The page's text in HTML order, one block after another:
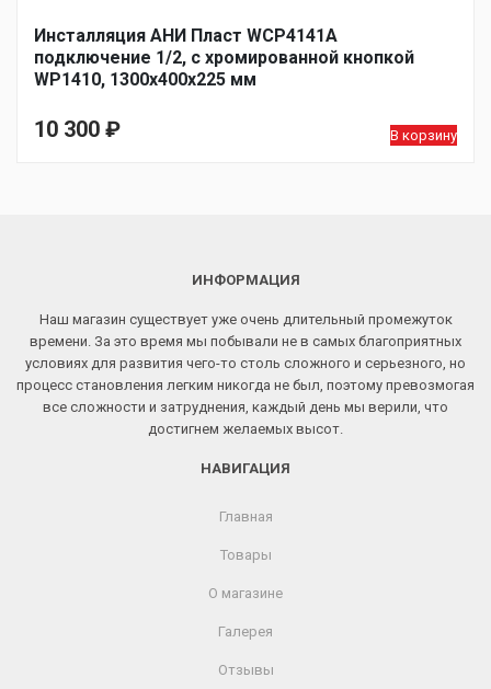
Инсталляция АНИ Пласт WCP4141A
подключение 1/2, с хромированной кнопкой
WP1410, 1300х400х225 мм
10 300 ₽ В корзину
ИНФОРМАЦИЯ
Наш магазин существует уже очень длительный промежуток
времени. За это время мы побывали не в самых благоприятных
условиях для развития чего-то столь сложного и серьезного, но
процесс становления легким никогда не был, поэтому превозмогая
все сложности и затруднения, каждый день мы верили, что
достигнем желаемых высот.
НАВИГАЦИЯ
Главная
Товары
О магазине
Галерея
Отзывы